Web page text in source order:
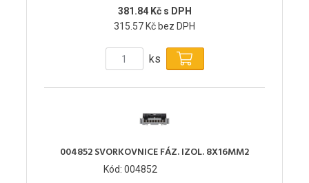
381.84 Kč s DPH
315.57 Kč bez DPH
ks
004852 SVORKOVNICE FÁZ. IZOL. 8X16MM2
Kód: 004852